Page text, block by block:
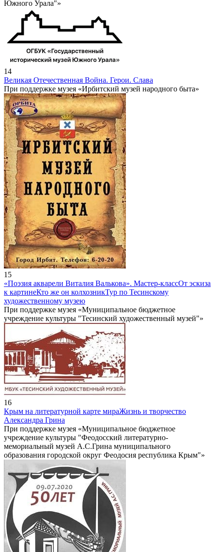
Южного Урала"»
14
Великая Отечественная Война. Герои. Слава
При поддержке музея «Ирбитский музей народного быта»
15
«Поэзия акварели Виталия Валькова». Мастер-классОт эскиза
к картинеКто же он колхозникТур по Тесинскому
художественному музею
При поддержке музея «Муниципальное бюджетное
учреждение культуры "Тесинский художественный музей"»
16
Крым на литературной карте мираЖизнь и творчество
Александра Грина
При поддержке музея «Муниципальное бюджетное
учреждение культуры "Феодосский литературно-
мемориальный музей А.С.Грина муниципального
образования городской округ Феодосия республика Крым"»